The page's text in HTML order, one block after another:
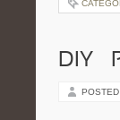
DIY –